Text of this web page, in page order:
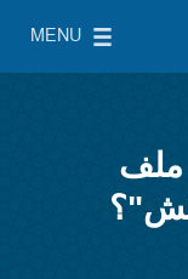
MENU
Main Menu